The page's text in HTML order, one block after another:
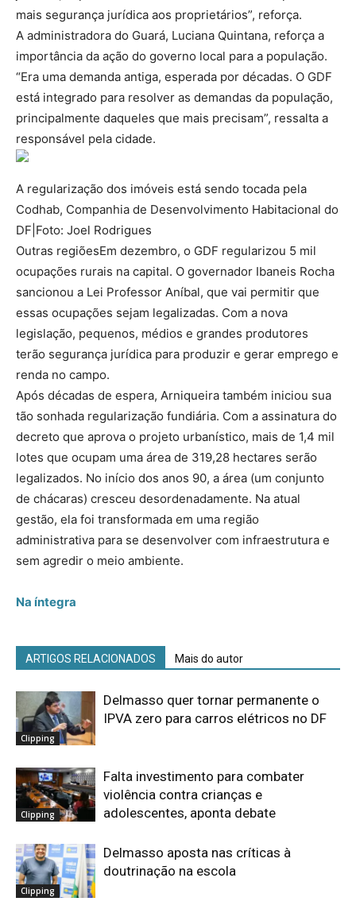
mais segurança jurídica aos proprietários”, reforça.
A administradora do Guará, Luciana Quintana, reforça a
importância da ação do governo local para a população.
“Era uma demanda antiga, esperada por décadas. O GDF
está integrado para resolver as demandas da população,
principalmente daqueles que mais precisam”, ressalta a
responsável pela cidade.
A regularização dos imóveis está sendo tocada pela
Codhab, Companhia de Desenvolvimento Habitacional do
DF|Foto: Joel Rodrigues
Outras regiõesEm dezembro, o GDF regularizou 5 mil
ocupações rurais na capital. O governador Ibaneis Rocha
sancionou a Lei Professor Aníbal, que vai permitir que
essas ocupações sejam legalizadas. Com a nova
legislação, pequenos, médios e grandes produtores
terão segurança jurídica para produzir e gerar emprego e
renda no campo.
Após décadas de espera, Arniqueira também iniciou sua
tão sonhada regularização fundiária. Com a assinatura do
decreto que aprova o projeto urbanístico, mais de 1,4 mil
lotes que ocupam uma área de 319,28 hectares serão
legalizados. No início dos anos 90, a área (um conjunto
de chácaras) cresceu desordenadamente. Na atual
gestão, ela foi transformada em uma região
administrativa para se desenvolver com infraestrutura e
sem agredir o meio ambiente.
Na íntegra
ARTIGOS RELACIONADOS Mais do autor
Clipping
Delmasso quer tornar permanente o
IPVA zero para carros elétricos no DF
Clipping
Falta investimento para combater
violência contra crianças e
adolescentes, aponta debate
Clipping
Delmasso aposta nas críticas à
doutrinação na escola